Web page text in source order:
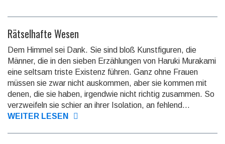
Rätselhafte Wesen
Dem Himmel sei Dank. Sie sind bloß Kunstfiguren, die
Männer, die in den sie­ben Erzählungen von Haruki Murakami
eine seltsam triste Existenz führen. Ganz ohne Frauen
müssen sie zwar nicht auskommen, aber sie kommen mit
de­nen, die sie haben, irgendwie nicht richtig zusammen. So
verzweifeln sie schier an ihrer Isolation, an fehlend...
WEITER LESEN